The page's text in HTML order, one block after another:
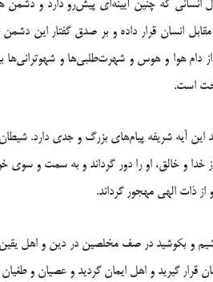
انسان قرار داده و بر صدق گفتار این
دام هوا و هوس و شهرت‌طلبی‌ها و شهوترانی‌ها
است.
این آیه شریفه پیام‌های بزرگ و جدی دارد.
از خدا و خالق، او را دور گرداند و به سمت و
از ذات الهی مهجور گرداند.
و بکوشید در صف مخلصین در دین و اهل یقین
قرار گیرید و اهل ایمان گردید و عصیان و طغیان